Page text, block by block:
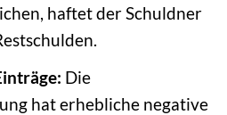
haftet der Schuldner
Die
hat erhebliche negative